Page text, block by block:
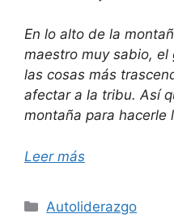
En lo alto de la
maestro muy sabio, el
las cosas más
afectar a la tribu. Así
montaña para hacerle
Leer más
Categorías
Autoliderazgo